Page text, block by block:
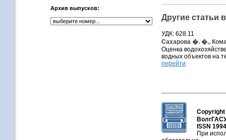
Архив выпусков:
Другие статьи
УДК: 628.11
Сахарова �. �.,
Оценка
водных объектов на
перейти
Copyright
ISSN
При